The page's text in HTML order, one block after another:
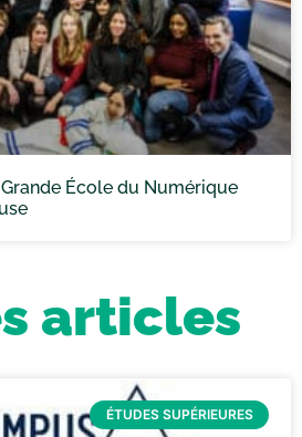
École du Numérique
articles
ÉTUDES SUPÉRIEURES